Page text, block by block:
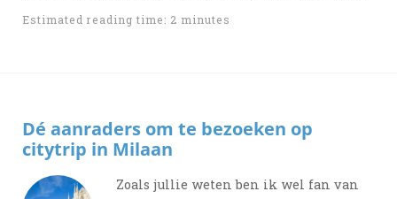
Estimated reading time: 2 minutes
Dé aanraders om te bezoeken op
citytrip in Milaan
Zoals jullie weten ben ik wel fan van